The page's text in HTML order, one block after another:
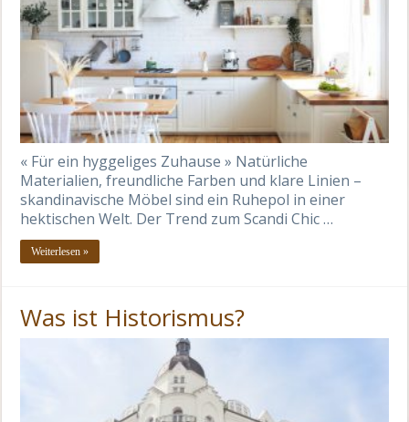
« Für ein hyggeliges Zuhause » Natürliche
Materialien, freundliche Farben und klare Linien –
skandinavische Möbel sind ein Ruhepol in einer
hektischen Welt. Der Trend zum Scandi Chic …
Weiterlesen »
Was ist Historismus?